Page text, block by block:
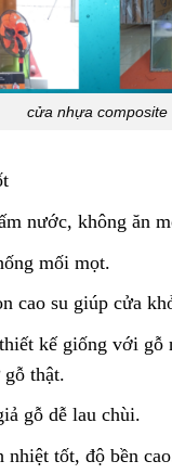
cửa nhựa composite
nước, không ăn
mối mọt.
cao su giúp cửa
kế giống với gỗ
thật.
gỗ dễ lau chùi.
nhiệt tốt, độ bền